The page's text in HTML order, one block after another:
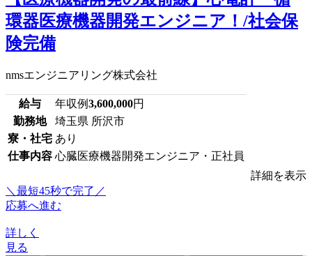
環器医療機器開発エンジニア！/社会保
険完備
nmsエンジニアリング株式会社
給与 年収例3,600,000円
勤務地
埼玉県 所沢市
寮・社宅 あり
仕事内容 心臓医療機器開発エンジニア・正社員
詳細を表示
＼最短45秒で完了／
応募へ進む
詳しく
見る